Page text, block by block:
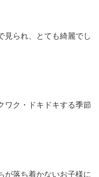
見られ、とても綺麗でし
ワク・ドキドキする季節
が落ち着かないお子様に